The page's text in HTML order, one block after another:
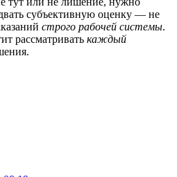
субъективную оценку — не
строго рабочей системы.
рассматривать каждый